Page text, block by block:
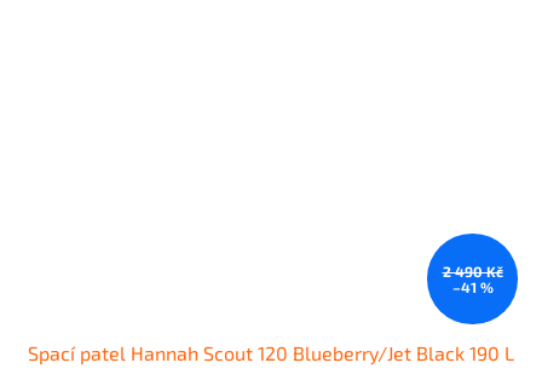
2 490 Kč
–41 %
Spací patel Hannah Scout 120 Blueberry/Jet Black 190 L